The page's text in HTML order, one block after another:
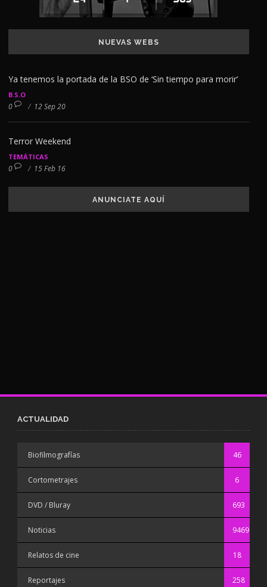
NUEVAS WEBS
Ya tenemos la portada de la BSO de ‘Sin tiempo para morir’
B.S.O
0 / 12 Sep 20
Terror Weekend
TEMÁTICAS
0 / 15 Feb 16
ANUNCIATE AQUÍ
ACTUALIDAD
Biofilmografías 46
Cortometrajes 6
DVD / Bluray 693
Noticias 9469
Relatos de cine 18
Reportajes 258